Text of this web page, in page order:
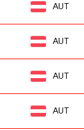
AUT
AUT
AUT
AUT